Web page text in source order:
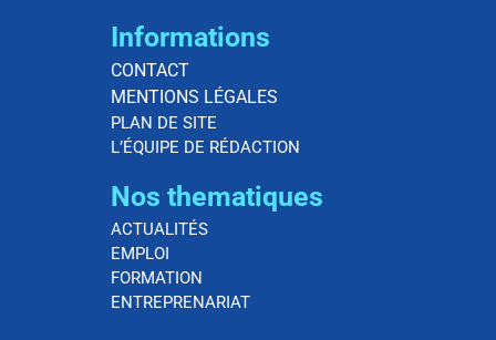
Informations
CONTACT
MENTIONS LÉGALES
PLAN DE SITE
L’ÉQUIPE DE RÉDACTION
Nos thematiques
ACTUALITÉS
EMPLOI
FORMATION
ENTREPRENARIAT